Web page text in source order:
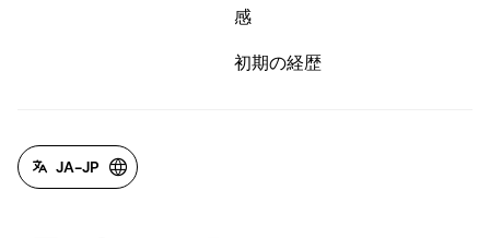
感
初期の経歴
JA-JP